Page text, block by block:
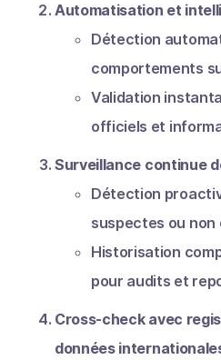
Automatisation et
Détection
comportements
Validation
officiels et
Surveillance continue
Détection
suspectes ou non
Historisation
pour audits et
Cross-check avec
données